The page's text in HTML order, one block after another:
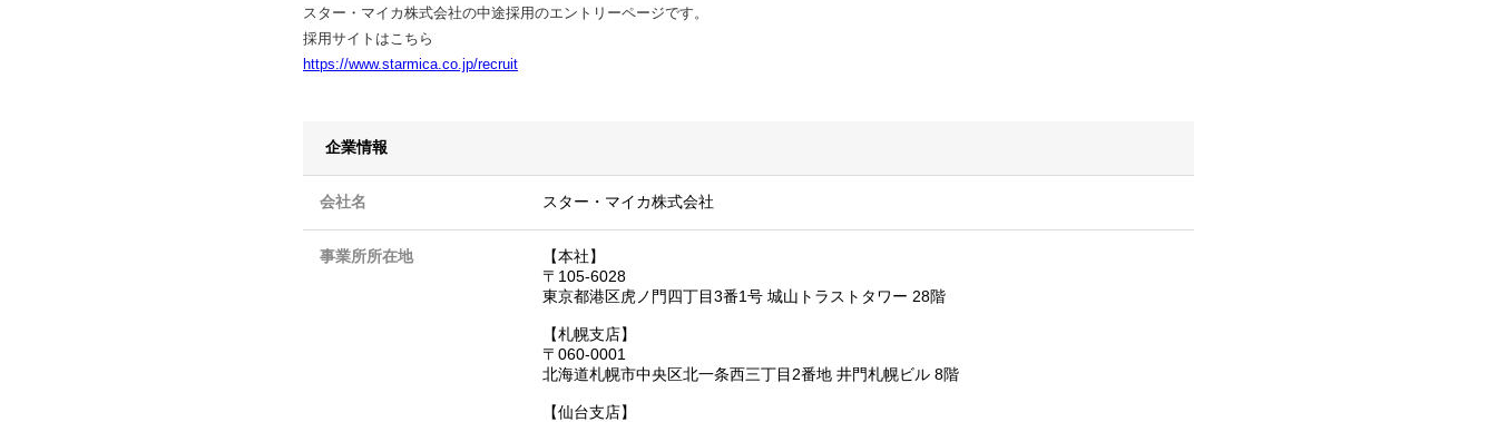
スター・マイカ株式会社の中途採用のエントリーページです。
採用サイトはこちら
https://www.starmica.co.jp/recruit
企業情報
会社名 スター・マイカ株式会社
事業所所在地
【本社】
〒105-6028
東京都港区虎ノ門四丁目3番1号 城山トラストタワー 28階
【札幌支店】
〒060-0001
北海道札幌市中央区北一条西三丁目2番地 井門札幌ビル 8階
【仙台支店】